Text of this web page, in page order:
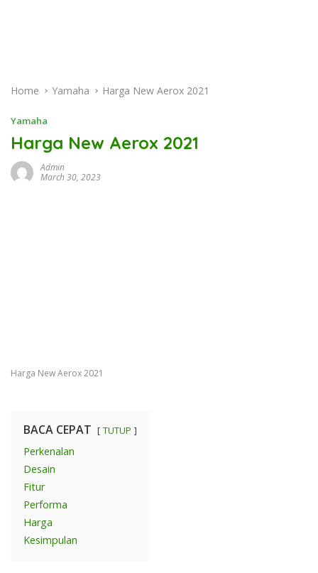
Home Yamaha Harga New Aerox 2021
Yamaha
Harga New Aerox 2021
Admin
March 30, 2023
Harga New Aerox 2021
BACA CEPAT TUTUP
Perkenalan
Desain
Fitur
Performa
Harga
Kesimpulan